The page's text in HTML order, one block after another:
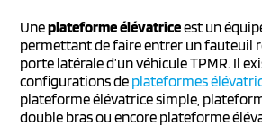
Uneplateforme élévatriceest un
permettant de faire entrer un fauteuil
porte latérale d’un véhicule TPMR. Il
configurations de plateformes
plateforme élévatrice simple,
double bras ou encore plateforme